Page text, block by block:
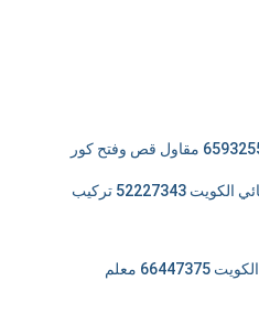
فني تركيب شتر يدوي وكهربائي الكويت 52227343 تركيب
فني تركيب باركيه سيراميك الكويت 66447375 معلم